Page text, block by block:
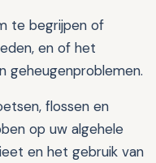
te begrijpen of
en of het
geheugenproblemen.
flossen en
op uw algehele
en het gebruik van